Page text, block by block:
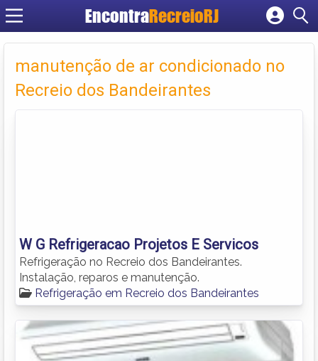
EncontraRecreioRJ
Cadastrar empresa
Criar conta
manutenção de ar condicionado no
Recreio dos Bandeirantes
W G Refrigeracao Projetos E Servicos
Refrigeração no Recreio dos Bandeirantes.
Instalação, reparos e manutenção.
Refrigeração em Recreio dos Bandeirantes